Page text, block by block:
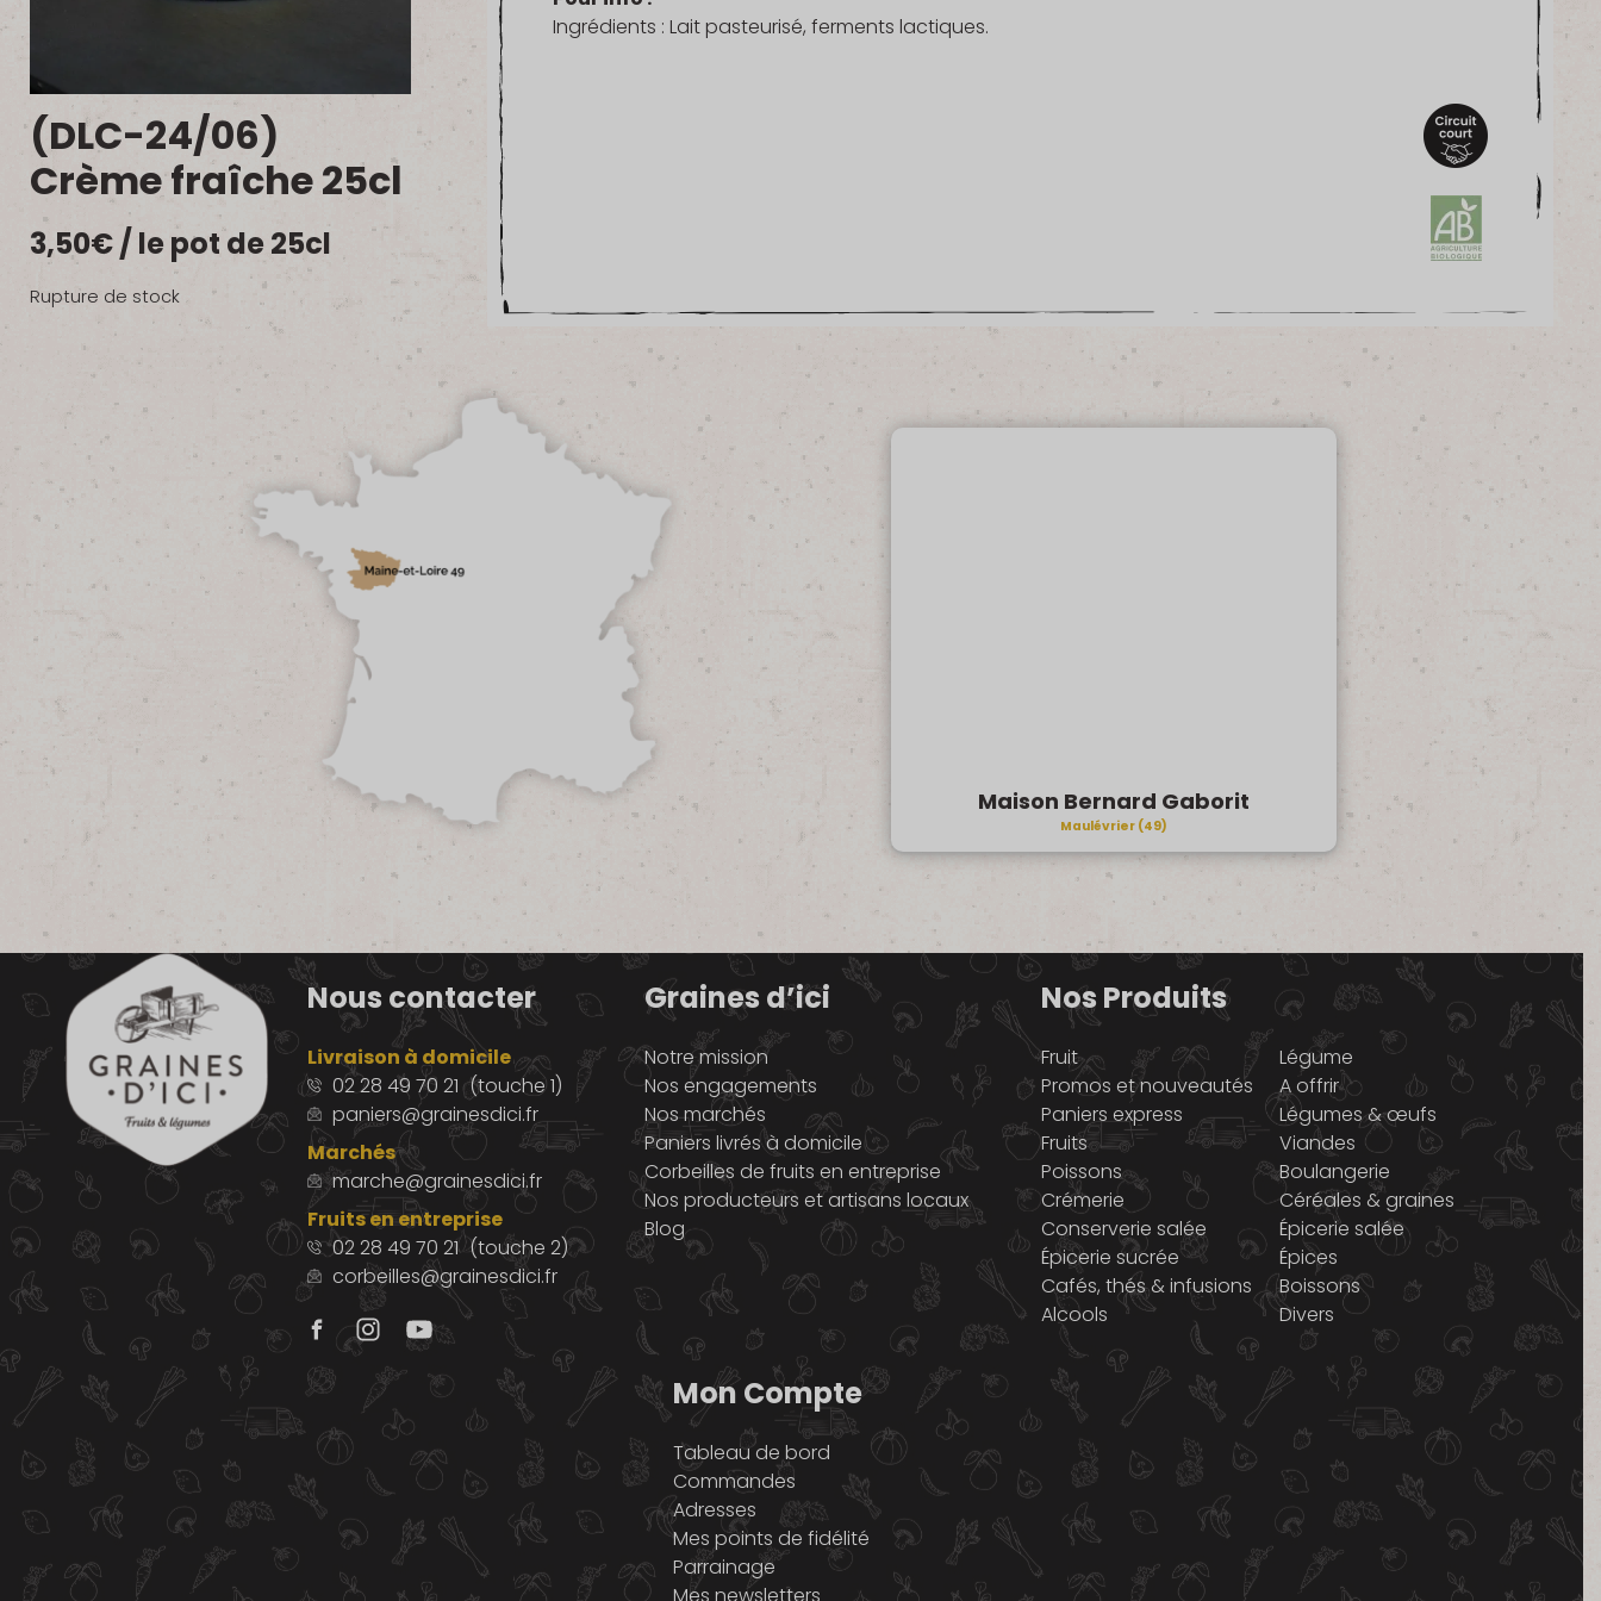
(DLC-24/06)
Crème fraîche 25cl
3,50€/ le pot de 25cl
Rupture de stock
Ingrédients : Lait pasteurisé, ferments lactiques.
Maison Bernard Gaborit
Maulévrier (49)
Nous contacter
Livraison à domicile
02 28 49 70 21 (touche 1)
paniers@grainesdici.fr
Marchés
marche@grainesdici.fr
Fruits en entreprise
02 28 49 70 21 (touche 2)
corbeilles@grainesdici.fr
Graines d’ici
Notre mission
Nos engagements
Nos marchés
Paniers livrés à domicile
Corbeilles de fruits en entreprise
Nos producteurs et artisans locaux
Blog
Nos Produits
Fruit
Légume
Promos et nouveautés
A offrir
Paniers express
Légumes & œufs
Fruits
Viandes
Poissons
Boulangerie
Crémerie
Céréales & graines
Conserverie salée
Épicerie salée
Épicerie sucrée
Épices
Cafés, thés & infusions
Boissons
Alcools
Divers
Mon Compte
Tableau de bord
Commandes
Adresses
Mes points de fidélité
Parrainage
Mes newsletters